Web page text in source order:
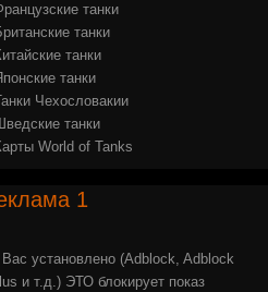
танки
танки
танки
танки
Чехословакии
танки
World of Tanks
1
установлено (Adblock, Adblock
и т.д.) ЭТО блокирует показ